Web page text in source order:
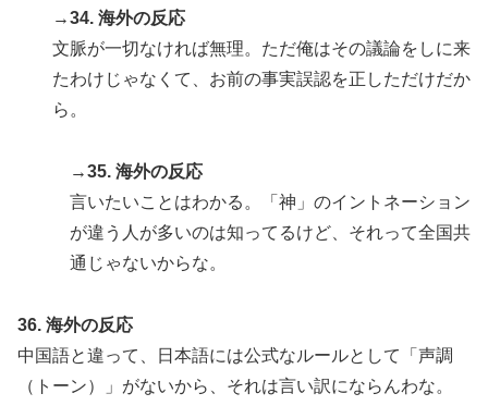
→34. 海外の反応
文脈が一切なければ無理。ただ俺はその議論をしに来
たわけじゃなくて、お前の事実誤認を正しただけだか
ら。
→35. 海外の反応
言いたいことはわかる。「神」のイントネーション
が違う人が多いのは知ってるけど、それって全国共
通じゃないからな。
36. 海外の反応
中国語と違って、日本語には公式なルールとして「声調
（トーン）」がないから、それは言い訳にならんわな。